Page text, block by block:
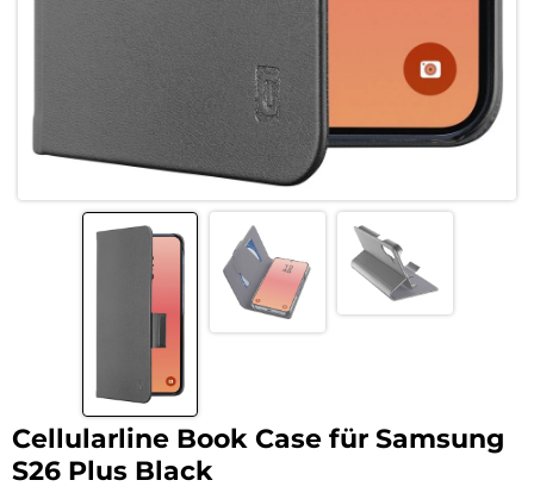
Cellularline Book Case für Samsung
S26 Plus Black